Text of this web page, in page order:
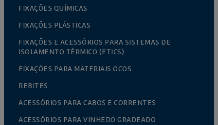
FIXAÇÕES QUÍMICAS
FIXAÇÕES PLÁSTICAS
FIXAÇÕES E ACESSÓRIOS PARA SISTEMAS DE
ISOLAMENTO TÉRMICO (ETICS)
FIXAÇÕES PARA MATERIAIS OCOS
REBITES
ACESSÓRIOS PARA CABOS E CORRENTES
ACESSÓRIOS PARA VINHEDO GRADEADO